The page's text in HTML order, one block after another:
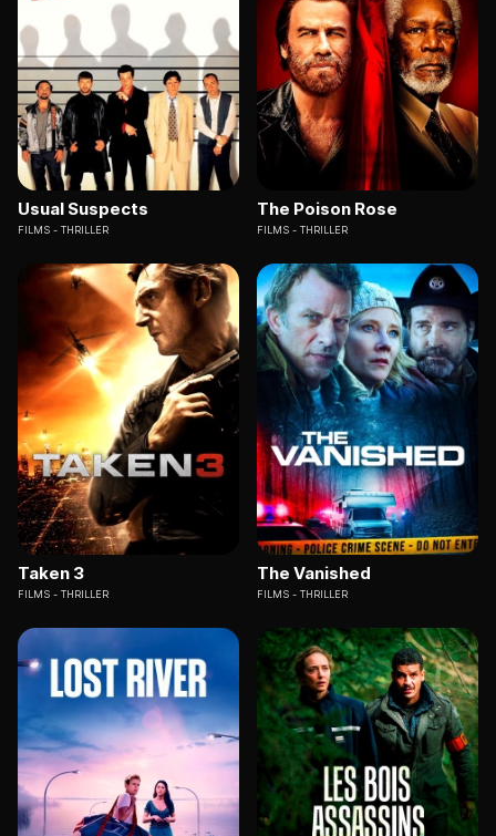
Usual Suspects
FILMS THRILLER
The Poison Rose
FILMS THRILLER
Taken 3
FILMS THRILLER
The Vanished
FILMS THRILLER